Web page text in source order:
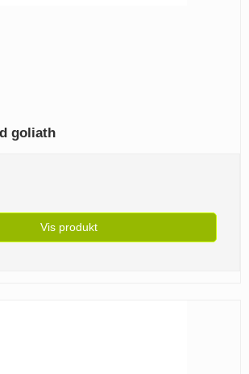
goliath
Vis produkt